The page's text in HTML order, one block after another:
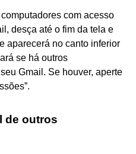
com acesso
desça até o fim da tela e
aparecerá no canto inferior
se há outros
Gmail. Se houver, aperte
de outros